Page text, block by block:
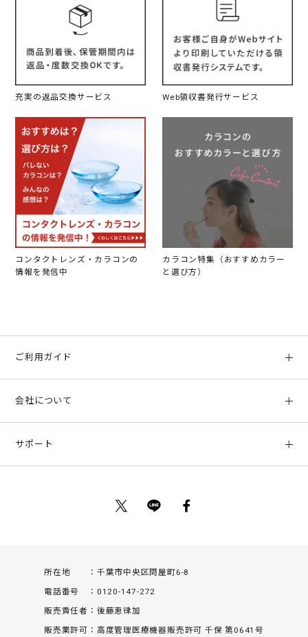
充実の返品交換サービス Web領収書発行サービス
コンタクトレンズ・カラコンの
情報を発信中
カラコン特集（おすすめカラー
と選び方）
ご利用ガイド
お支払い方法、配送について
返品について
会社について
サポート
所在地
千葉市中央区問屋町6-8
電話番号
0120-147-272
販売責任者
後藤恵律加
販売業許可
高度管理医療機器販売許可 千保 第0641号